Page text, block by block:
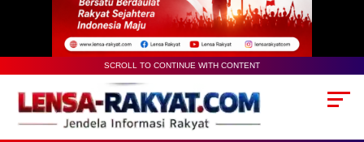
SCROLL TO CONTINUE WITH CONTENT